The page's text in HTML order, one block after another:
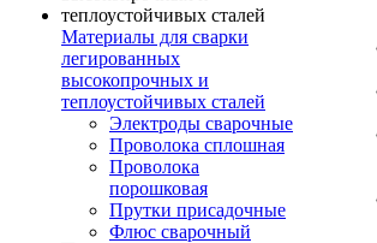
Материалы для сварки
легированных
высокопрочных и
теплоустойчивых сталей
Электроды сварочные
Проволока сплошная
Проволока
порошковая
Прутки присадочные
Флюс сварочный